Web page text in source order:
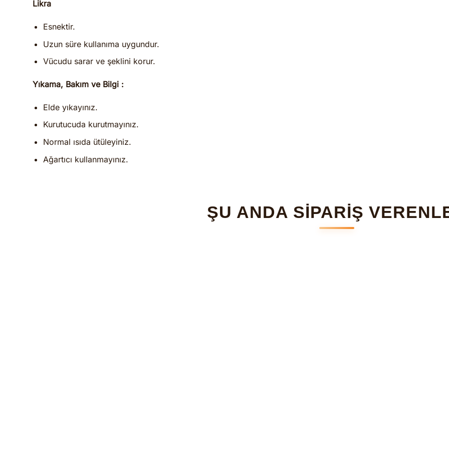
Likra
Esnektir.
Uzun süre kullanıma uygundur.
Vücudu sarar ve şeklini korur.
Yıkama, Bakım ve Bilgi :
Elde yıkayınız.
Kurutucuda kurutmayınız.
Normal ısıda ütüleyiniz.
Ağartıcı kullanmayınız.
ŞU ANDA SİPARİŞ